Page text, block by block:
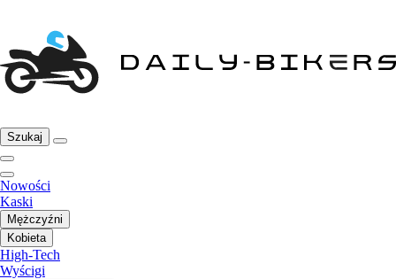
Szukaj
Nowości
Kaski
Mężczyźni
Kobieta
High-Tech
Wyścigi